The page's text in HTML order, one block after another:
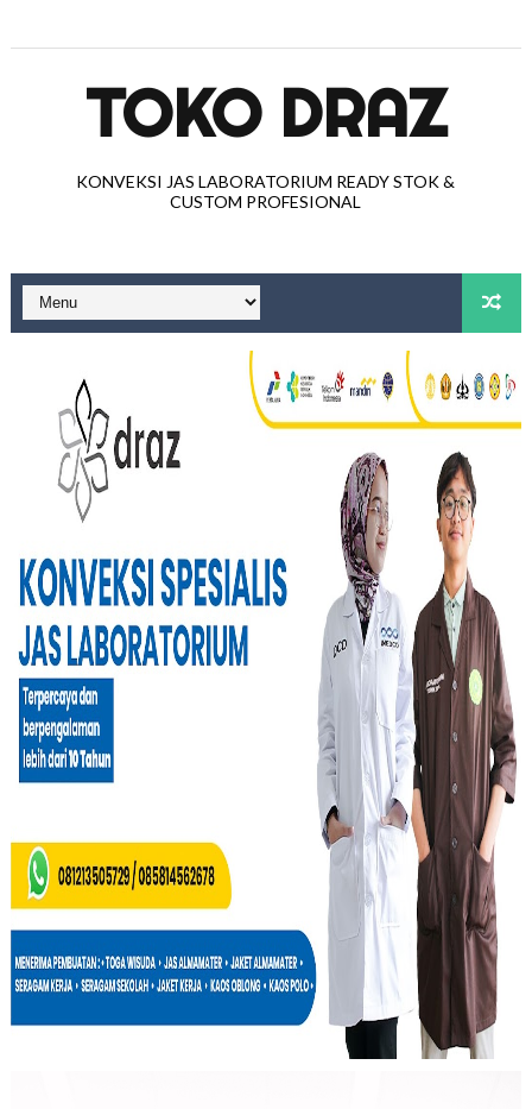
TOKO DRAZ
KONVEKSI JAS LABORATORIUM READY STOK &
CUSTOM PROFESIONAL